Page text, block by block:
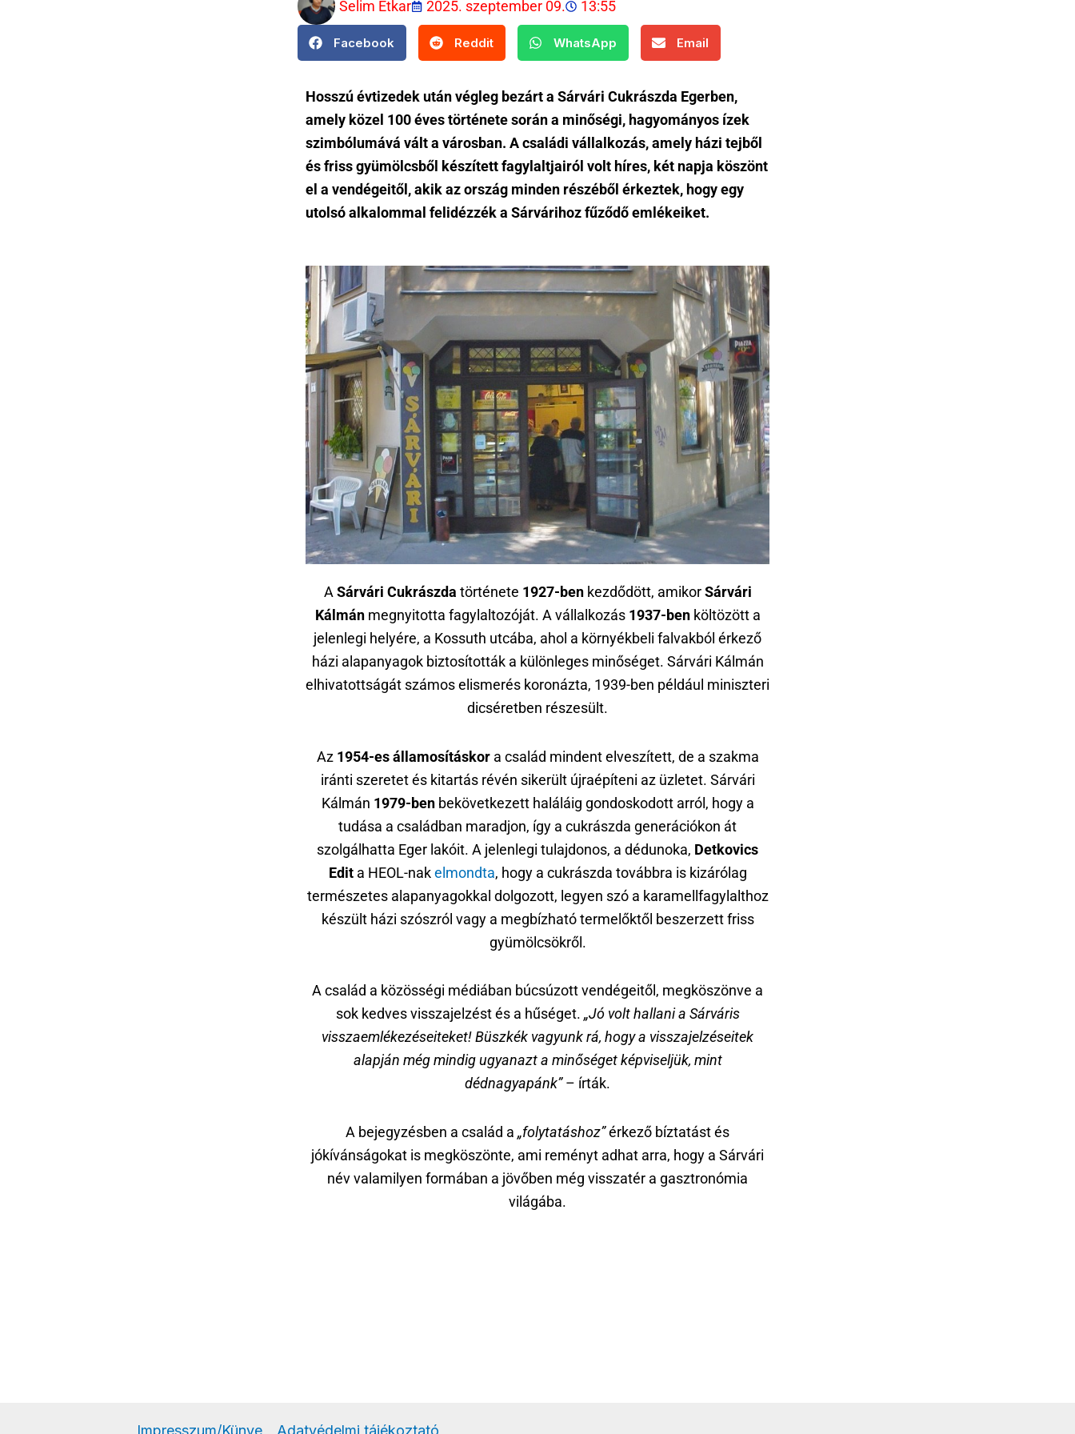
Selim Etkar
2025. szeptember 09. 13:55
Facebook Reddit WhatsApp Email
Hosszú évtizedek után végleg bezárt a Sárvári Cukrászda Egerben,
amely közel 100 éves története során a minőségi, hagyományos ízek
szimbólumává vált a városban. A családi vállalkozás, amely házi tejből
és friss gyümölcsből készített fagylaltjairól volt híres, két napja köszönt
el a vendégeitől,akik az ország minden részéből érkeztek, hogy egy
utolsó alkalommal felidézzék a Sárvárihoz fűződő emlékeiket.
A Sárvári Cukrászda története 1927-benkezdődött, amikorSárvári
Kálmánmegnyitotta fagylaltozóját. A vállalkozás 1937-benköltözött a
jelenlegi helyére, a Kossuth utcába, ahol a környékbeli falvakból érkező
házi alapanyagok biztosították a különleges minőséget. Sárvári Kálmán
elhivatottságát számos elismerés koronázta, 1939-ben például miniszteri
dicséretben részesült.
Az 1954-es államosításkora család mindent elveszített, de a szakma
iránti szeretet és kitartás révén sikerült újraépíteni az üzletet. Sárvári
Kálmán 1979-benbekövetkezett haláláig gondoskodott arról, hogy a
tudása a családban maradjon, így a cukrászda generációkon át
szolgálhatta Eger lakóit. A jelenlegi tulajdonos, a dédunoka, Detkovics
Edita HEOL-nakelmondta, hogy a cukrászda továbbra is kizárólag
természetes alapanyagokkal dolgozott, legyen szó a karamellfagylalthoz
készült házi szószról vagy a megbízható termelőktől beszerzett friss
gyümölcsökről.
A család a közösségi médiában búcsúzott vendégeitől, megköszönve a
sok kedves visszajelzést és a hűséget. „Jó volt hallani a Sárváris
visszaemlékezéseiteket! Büszkék vagyunk rá, hogy a visszajelzéseitek
alapján még mindig ugyanazt a minőséget képviseljük, mint
dédnagyapánk”– írták.
A bejegyzésben a család a „folytatáshoz”érkező bíztatást és
jókívánságokat is megköszönte, ami reményt adhat arra, hogy a Sárvári
név valamilyen formában a jövőben még visszatér a gasztronómia
világába.
Impresszum/Künye Adatvédelmi tájékoztató